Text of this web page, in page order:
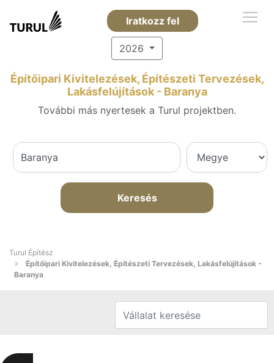
Iratkozz fel
2026
Építőipari Kivitelezések, Építészeti Tervezések,
Lakásfelújítások - Baranya
További más nyertesek a Turul projektben.
Keresés
Turul Építész
Építőipari Kivitelezések, Építészeti Tervezések, Lakásfelújítások -
Baranya